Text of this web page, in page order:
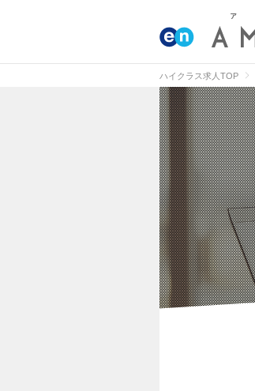
ハイクラス求人TOP